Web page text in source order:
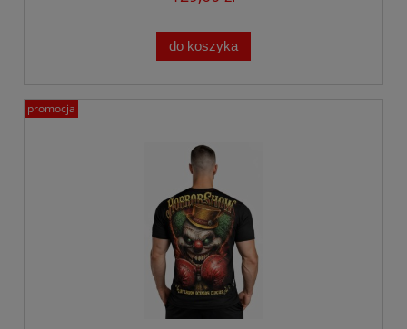
do koszyka
promocja